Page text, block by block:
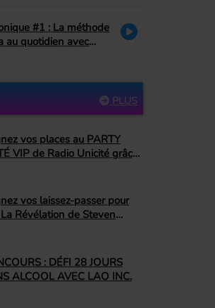
#1 : La méthode
au quotidien avec
PLUS
vos places au PARTY
VIP de Radio Unicité grâce
vos laissez-passer pour
Révélation de Steven
: DÉFI 28 JOURS
ALCOOL AVEC LAO INC.